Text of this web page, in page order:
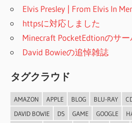
Elvis Presley | From Elvis In
httpsに対応しました
Minecraft PocketEdtionのサ
David Bowieの追悼雑誌
タグクラウド
AMAZON APPLE BLOG BLU-RAY
DAVID BOWIE
DS GAME GOOGLE